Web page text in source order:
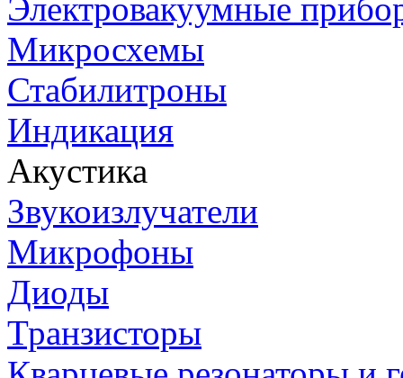
Электровакуумные
Микросхемы
Стабилитроны
Индикация
Акустика
Звукоизлучатели
Микрофоны
Диоды
Транзисторы